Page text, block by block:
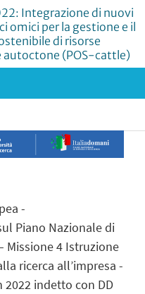
Integrazione di nuovi
omici per la gestione e il
di risorse
autoctone (POS-cattle)
-
Piano Nazionale di
Missione 4 Istruzione
ricerca all’impresa -
2022 indetto con DD